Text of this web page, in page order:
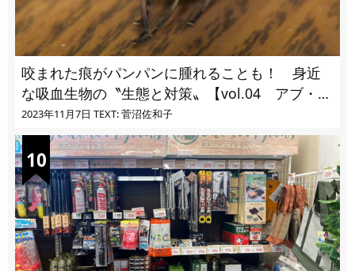
咬まれた痕がパンパンに腫れることも！ 身近
な吸血生物の〝生態と対策〟【vol.04 アブ・ブ
ユ・ヌカカ】
2023年11月7日 TEXT: 菅沼佐和子